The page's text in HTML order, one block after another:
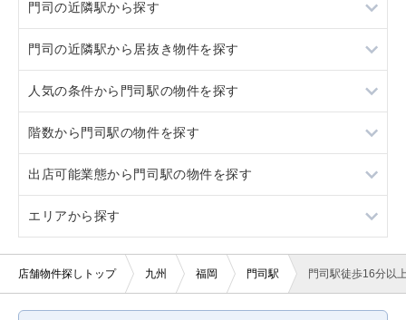
門司の近隣駅から探す
小倉
小森江
門司の近隣駅から居抜き物件を探す
小倉
小森江
人気の条件から門司駅の物件を探す
スケルトン
駐車場あり
賃料20万円以下
階数から門司駅の物件を探す
2階
出店可能業態から門司駅の物件を探す
重飲食
軽飲食
エリアから探す
福岡
店舗物件探しトップ 九州 福岡 門司駅 門司駅徒歩16分以